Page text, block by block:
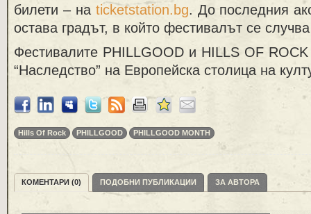
билети – на ticketstation.bg. До последния
остава градът, в който фестивалът се
Фестивалите PHILLGOOD и HILLS OF
“Наследство” на Европейска столица на
Hills Of Rock PHILLGOOD PHILLGOOD MONTH
КОМЕНТАРИ (0) ПОДОБНИ ПУБЛИКАЦИИ ЗА АВТОРА